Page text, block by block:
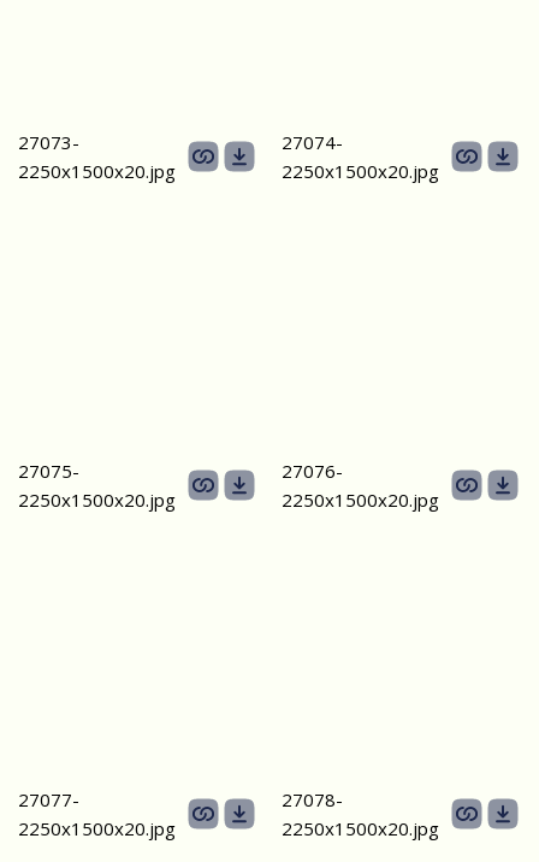
27073-
2250х1500х20.jpg
27074-
2250х1500х20.jpg
27075-
2250х1500х20.jpg
27076-
2250х1500х20.jpg
27077-
2250х1500х20.jpg
27078-
2250х1500х20.jpg